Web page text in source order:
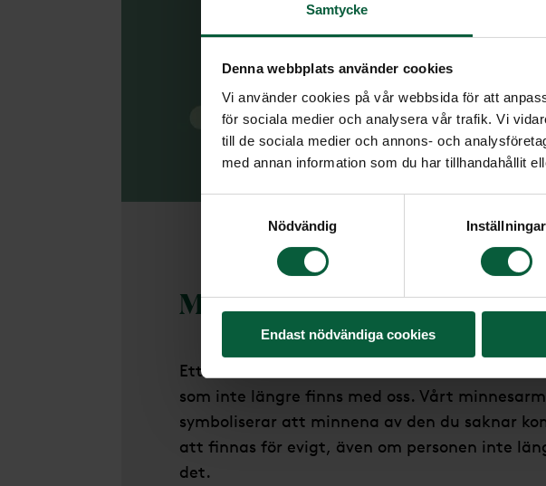
Samtycke
Denna webbplats använder cookies
Vi använder cookies på vår webbsida för att
för sociala medier och analysera vår trafik. Vi
till de sociala medier och annons- och
med annan information som du har tillhandahållit
Samtyckesval
Nödvändig
Inställningar
Endast nödvändiga cookies
Minnesarmband
Ett minnesarmband kan vara ett sätt att
som inte längre finns med oss. Vårt
symboliserar att minnena av den du saknar
att finnas för evigt, även om personen inte
det.